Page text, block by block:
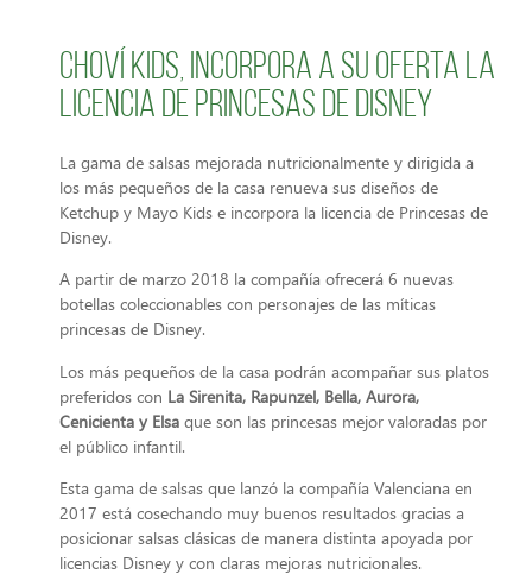
Choví Kids, incorpora a su oferta la
licencia de Princesas de Disney
La gama de salsas mejorada nutricionalmente y dirigida a
los más pequeños de la casa renueva sus diseños de
Ketchup y Mayo Kids e incorpora la licencia de Princesas de
Disney.
A partir de marzo 2018 la compañía ofrecerá 6 nuevas
botellas coleccionables con personajes de las míticas
princesas de Disney.
Los más pequeños de la casa podrán acompañar sus platos
preferidos con La Sirenita, Rapunzel, Bella, Aurora,
Cenicienta y Elsa que son las princesas mejor valoradas por
el público infantil.
Esta gama de salsas que lanzó la compañía Valenciana en
2017 está cosechando muy buenos resultados gracias a
posicionar salsas clásicas de manera distinta apoyada por
licencias Disney y con claras mejoras nutricionales.